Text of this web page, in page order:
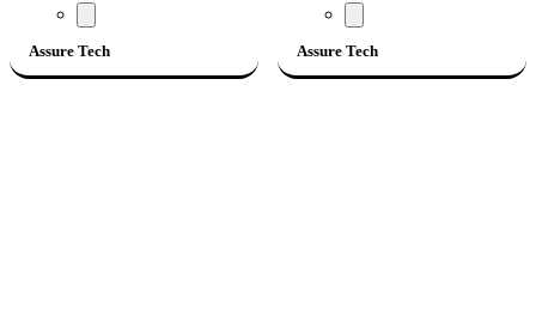
Assure Tech Assure Tech